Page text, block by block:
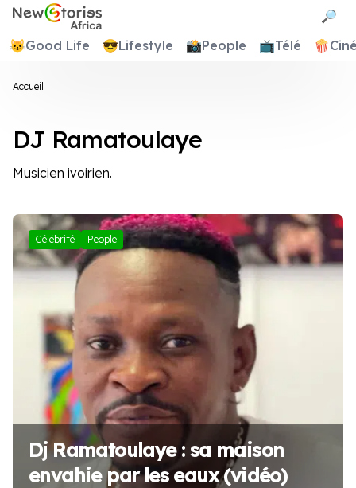
Newstories Africa
🔎
😺Good Life 😎Lifestyle 📸People 📺Télé 🍿
Accueil
DJ Ramatoulaye
Musicien ivoirien.
Célébrité People
Dj Ramatoulaye : sa maison
envahie par les eaux (vidéo)